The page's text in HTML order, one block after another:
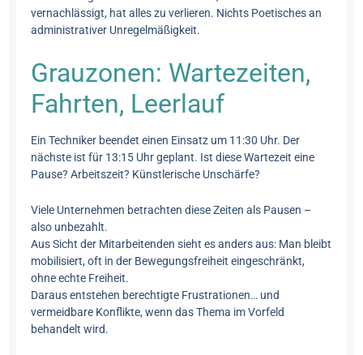
vernachlässigt, hat alles zu verlieren. Nichts Poetisches an
administrativer Unregelmäßigkeit.
Grauzonen: Wartezeiten,
Fahrten, Leerlauf
Ein Techniker beendet einen Einsatz um 11:30 Uhr. Der
nächste ist für 13:15 Uhr geplant. Ist diese Wartezeit eine
Pause? Arbeitszeit? Künstlerische Unschärfe?
Viele Unternehmen betrachten diese Zeiten als Pausen –
also unbezahlt.
Aus Sicht der Mitarbeitenden sieht es anders aus: Man bleibt
mobilisiert, oft in der Bewegungsfreiheit eingeschränkt,
ohne echte Freiheit.
Daraus entstehen berechtigte Frustrationen… und
vermeidbare Konflikte, wenn das Thema im Vorfeld
behandelt wird.